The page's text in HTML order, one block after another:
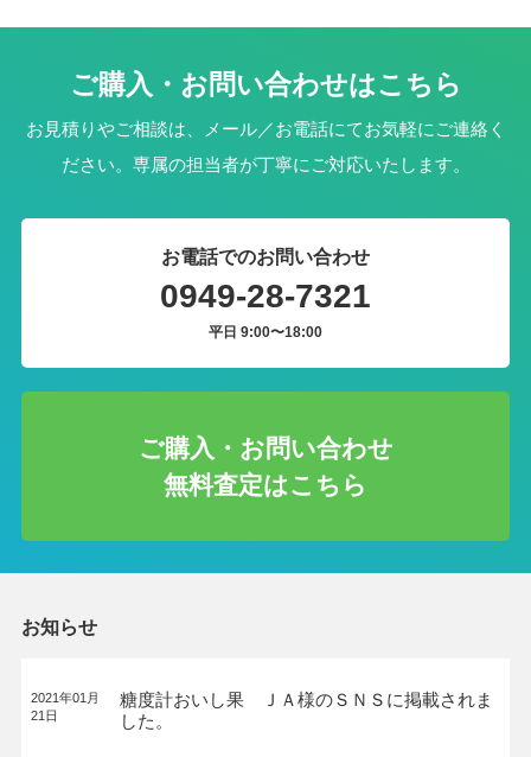
ご購入・お問い合わせはこちら
お見積りやご相談は、メール／お電話にてお気軽にご連絡く
ださい。専属の担当者が丁寧にご対応いたします。
お電話でのお問い合わせ
0949-28-7321
平日 9:00〜18:00
ご購入・お問い合わせ
無料査定はこちら
お知らせ
2021年01月
21日
糖度計おいし果 ＪＡ様のＳＮＳに掲載されま
した。